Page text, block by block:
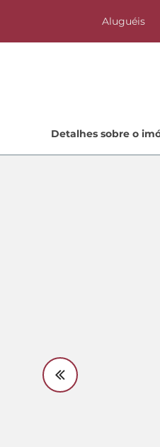
Aluguéis
Detalhes sobre o